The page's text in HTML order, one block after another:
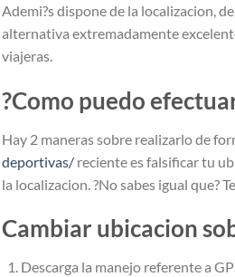
Ademi?s dispone de la localizacion,
alternativa extremadamente
viajeras.
?Como puedo
Hay 2 maneras sobre realizarlo de
deportivas/ reciente es falsificar tu
la localizacion. ?No sabes igual que?
Cambiar ubicacion
Descarga la manejo referente a